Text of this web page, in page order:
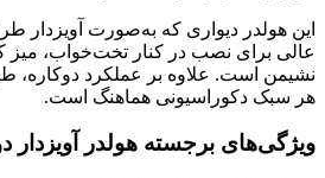
این هولدر دیواری که به‌صورت آویزدار
عالی برای نصب در کنار تخت‌خواب، میز
نشیمن است. علاوه بر عملکرد دوکاره،
هر سبک دکوراسیونی هماهنگ است.
ویژگی‌های برجسته هولدر آویزدار